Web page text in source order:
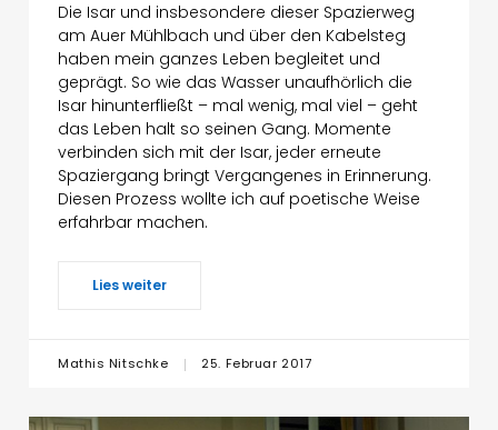
Die Isar und insbesondere dieser Spazierweg
am Auer Mühlbach und über den Kabelsteg
haben mein ganzes Leben begleitet und
geprägt. So wie das Wasser unaufhörlich die
Isar hinunterfließt – mal wenig, mal viel – geht
das Leben halt so seinen Gang. Momente
verbinden sich mit der Isar, jeder erneute
Spaziergang bringt Vergangenes in Erinnerung.
Diesen Prozess wollte ich auf poetische Weise
erfahrbar machen.
Lies weiter
Mathis Nitschke 25. Februar 2017